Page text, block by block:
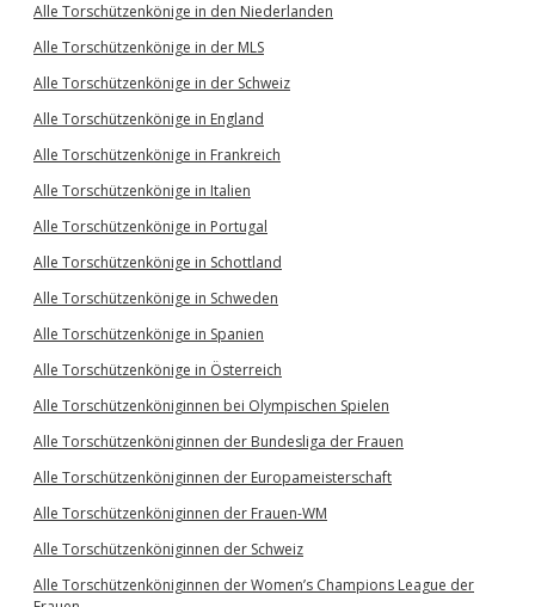
Alle Torschützenkönige in den Niederlanden
Alle Torschützenkönige in der MLS
Alle Torschützenkönige in der Schweiz
Alle Torschützenkönige in England
Alle Torschützenkönige in Frankreich
Alle Torschützenkönige in Italien
Alle Torschützenkönige in Portugal
Alle Torschützenkönige in Schottland
Alle Torschützenkönige in Schweden
Alle Torschützenkönige in Spanien
Alle Torschützenkönige in Österreich
Alle Torschützenköniginnen bei Olympischen Spielen
Alle Torschützenköniginnen der Bundesliga der Frauen
Alle Torschützenköniginnen der Europameisterschaft
Alle Torschützenköniginnen der Frauen-WM
Alle Torschützenköniginnen der Schweiz
Alle Torschützenköniginnen der Women’s Champions League der